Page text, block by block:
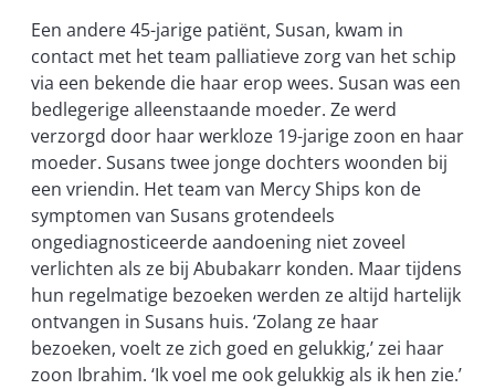
Een andere 45-jarige patiënt, Susan, kwam in
contact met het team palliatieve zorg van het schip
via een bekende die haar erop wees. Susan was een
bedlegerige alleenstaande moeder. Ze werd
verzorgd door haar werkloze 19-jarige zoon en haar
moeder. Susans twee jonge dochters woonden bij
een vriendin. Het team van Mercy Ships kon de
symptomen van Susans grotendeels
ongediagnosticeerde aandoening niet zoveel
verlichten als ze bij Abubakarr konden. Maar tijdens
hun regelmatige bezoeken werden ze altijd hartelijk
ontvangen in Susans huis. ‘Zolang ze haar
bezoeken, voelt ze zich goed en gelukkig,’ zei haar
zoon Ibrahim. ‘Ik voel me ook gelukkig als ik hen zie.’